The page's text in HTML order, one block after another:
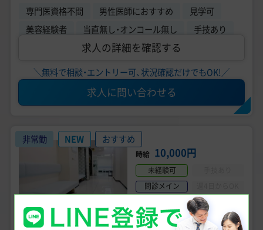
専門医資格不問 男性医師におすすめ
見学可
美容経験者
当直無し・オンコール無し 手技あり
求人の詳細を確認する
＼無料で相談・エントリー可、状況確認だけでもOK!／
求人に問い合わせる
非常勤 NEW おすすめ
時給 10,000円
未経験可
問診メイン
診療科目
AGA、ED